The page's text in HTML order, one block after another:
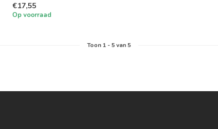
en 6000K
€17,55
Op voorraad
Toon 1-5van 5